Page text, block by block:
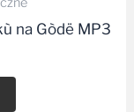
na Gòdë MP3